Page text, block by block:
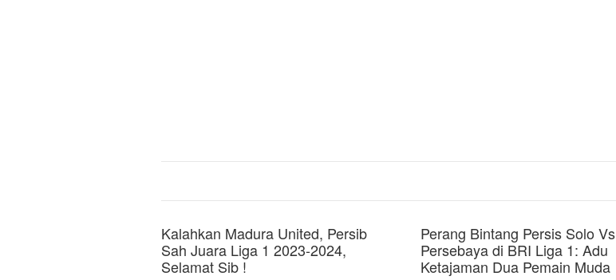
Kalahkan Madura United, Persib
Sah Juara Liga 1 2023-2024,
Selamat Sib !
Perang Bintang Persis Solo Vs
Persebaya di BRI Liga 1: Adu
Ketajaman Dua Pemain Muda